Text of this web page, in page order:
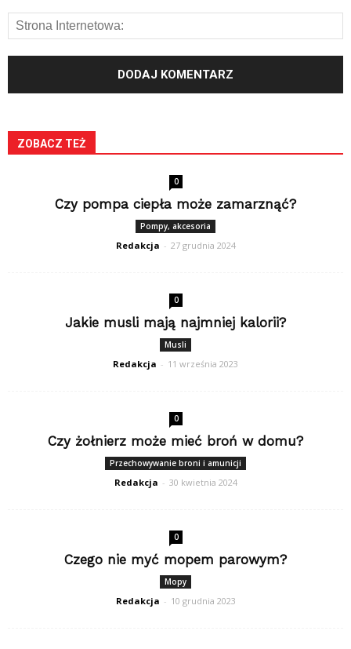
ZOBACZ TEŻ
0
Czy pompa ciepła może zamarznąć?
Pompy, akcesoria
Redakcja - 27 grudnia 2024
0
Jakie musli mają najmniej kalorii?
Musli
Redakcja - 11 września 2023
0
Czy żołnierz może mieć broń w domu?
Przechowywanie broni i amunicji
Redakcja - 30 kwietnia 2024
0
Czego nie myć mopem parowym?
Mopy
Redakcja - 10 grudnia 2023